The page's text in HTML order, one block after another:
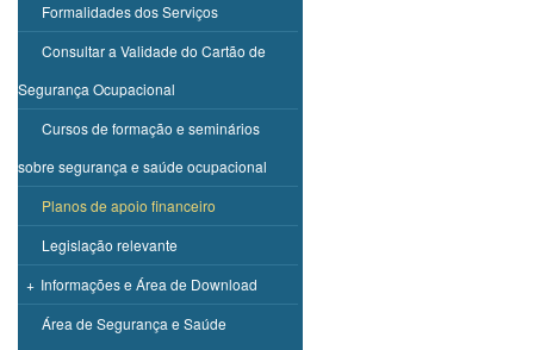
Formalidades dos Serviços
Consultar a Validade do Cartão de
Segurança Ocupacional
Cursos de formação e seminários
sobre segurança e saúde ocupacional
Planos de apoio financeiro
Legislação relevante
+ Informações e Área de Download
Área de Segurança e Saúde